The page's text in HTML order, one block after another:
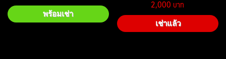
พร้อมเช่า
2,000
เช่าแล้ว